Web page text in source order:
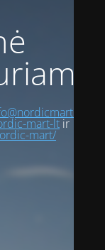
mart-ltir
mart/